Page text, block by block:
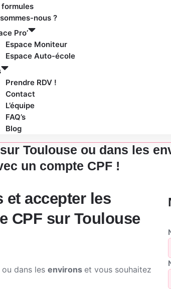
formules
nous ?
Pro’
Espace Moniteur
Espace Auto-école
Prendre RDV !
Contact
L’équipe
FAQ’s
BlogÉcole sur
Toulouse ou dans les
un compte CPF !
et accepter les
CPF sur Toulouse
ou dans les environs et vous souhaitez